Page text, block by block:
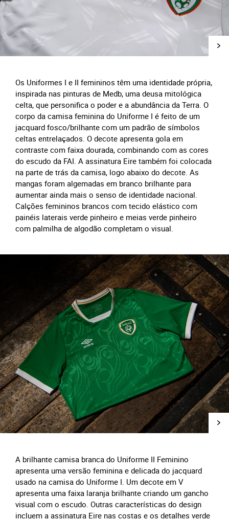
Os Uniformes I e II femininos têm uma identidade própria,
inspirada nas pinturas de Medb, uma deusa mitológica
celta, que personifica o poder e a abundância da Terra. O
corpo da camisa feminina do Uniforme I é feito de um
jacquard fosco/brilhante com um padrão de símbolos
celtas entrelaçados. O decote apresenta gola em
contraste com faixa dourada, combinando com as cores
do escudo da FAI. A assinatura Eire também foi colocada
na parte de trás da camisa, logo abaixo do decote. As
mangas foram algemadas em branco brilhante para
aumentar ainda mais o senso de identidade nacional.
Calções femininos brancos com tecido elástico com
painéis laterais verde pinheiro e meias verde pinheiro
com palmilha de algodão completam o visual.
A brilhante camisa branca do Uniforme II Feminino
apresenta uma versão feminina e delicada do jacquard
usado na camisa do Uniforme I. Um decote em V
apresenta uma faixa laranja brilhante criando um gancho
visual com o escudo. Outras características do design
incluem a assinatura Eire nas costas e os detalhes verde